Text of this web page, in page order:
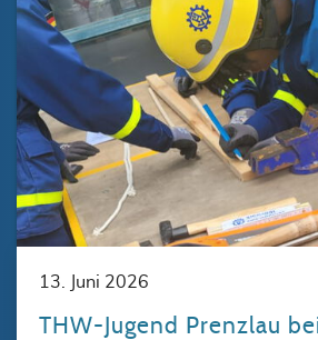
13. Juni 2026
THW-Jugend Prenzlau